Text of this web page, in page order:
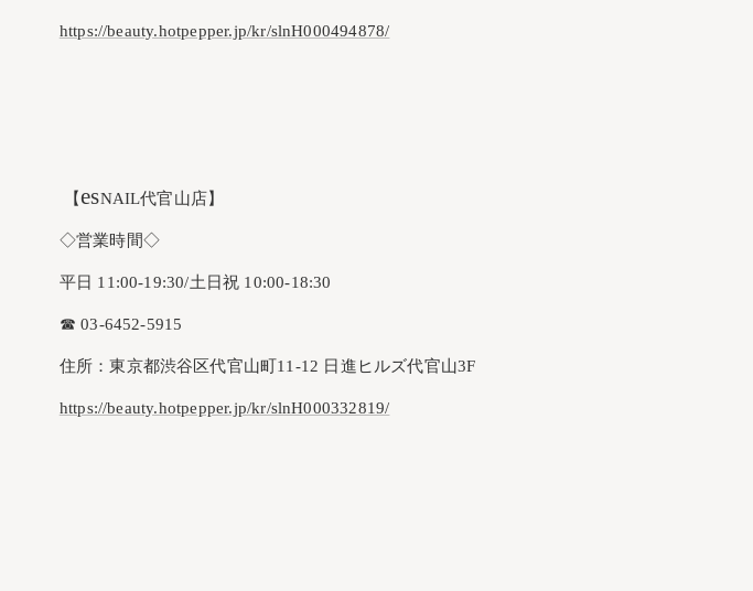
https://beauty.hotpepper.jp/kr/slnH000494878/
【esNAIL代官山店】
◇営業時間◇
平日 11:00-19:30/土日祝 10:00-18:30
☎︎ 03-6452-5915
住所：東京都渋谷区代官山町11-12 日進ヒルズ代官山3F
https://beauty.hotpepper.jp/kr/slnH000332819/